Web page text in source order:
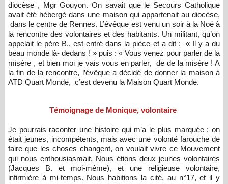
diocèse , Mgr Gouyon. On savait que le Secours Catholique
avait été hébergé dans une maison qui appartenait au diocèse,
dans le centre de Rennes. L’évêque est venu un soir à la Noë à
la rencontre des volontaires et des habitants. Un militant, qu’on
appelait le père B., est entré dans la pièce et a dit : « Il y a du
beau monde là- dedans ! » puis : « Vous venez pour parler de la
misère , et bien moi je vais vous en parler, de de la misère ! A
la fin de la rencontre, l’évêque a décidé de donner la maison à
ATD Quart Monde, c’est devenu la Maison Quart Monde.
Témoignage de Monique, volontaire
Je pourrais raconter une histoire qui m’a le plus marquée ; on
était jeunes, incompétents, mais avec une volonté farouche de
faire que les choses changent, on voulait vivre ce Mouvement
qui nous enthousiasmait. Nous étions deux jeunes volontaires
(Jacques B. et moi-même), et une religieuse volontaire,
infirmière à mi-temps. Nous habitions la cité, au n°17, et il y